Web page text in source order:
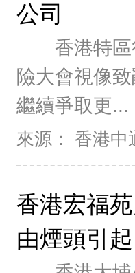
公司
香港特區
險大會視像
繼續爭取更...
來源： 香港中
香港宏福
由煙頭引起